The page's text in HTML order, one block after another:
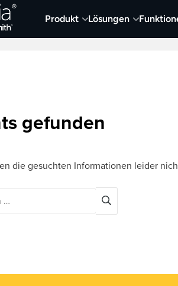
Produkt Lösungen
Artikel Screen Capture und
gefunden
die gesuchten Informationen leider